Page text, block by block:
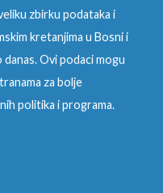
zbirku podataka i
kretanjima u Bosni i
Ovi podaci mogu
za bolje
politika i programa.